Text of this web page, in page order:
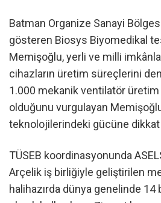
Batman Organize Sanayi
gösteren Biosys Biyomedikal
Memişoğlu, yerli ve milli
cihazların üretim süreçlerini
1.000 mekanik ventilatör
olduğunu vurgulayan
teknolojilerindeki gücüne
TÜSEB koordinasyonunda
Arçelik iş birliğiyle geliştirilen
halihazırda dünya genelinde